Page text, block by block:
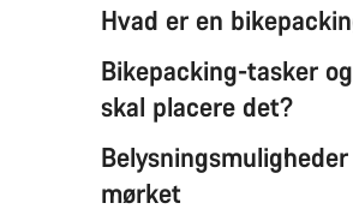
Hvad er en
Bikepacking-tasker
skal placere det?
mørket